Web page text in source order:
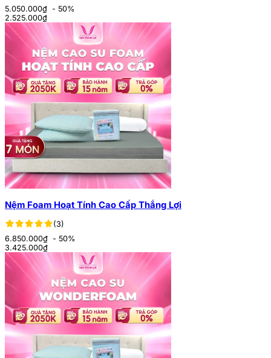
5.050.000₫ - 50%
2.525.000₫
Nệm Foam Hoạt Tính Cao Cấp Thắng Lợi
(3)
6.850.000₫ - 50%
3.425.000₫